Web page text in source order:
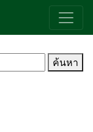
ค้นหา